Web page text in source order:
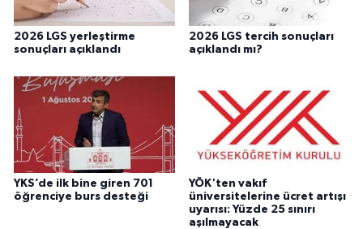
2026 LGS yerleştirme
sonuçları açıklandı
2026 LGS tercih sonuçları
açıklandı mı?
YKS’de ilk bine giren 701
öğrenciye burs desteği
YÖK'ten vakıf
üniversitelerine ücret artışı
uyarısı: Yüzde 25 sınırı
aşılmayacak